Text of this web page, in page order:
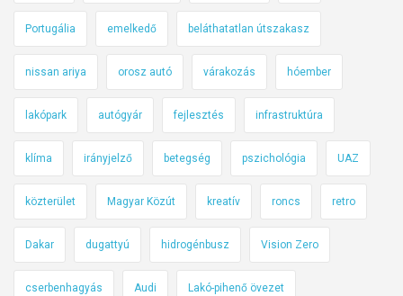
Portugália emelkedő beláthatatlan útszakasz
nissan ariya orosz autó várakozás hóember
lakópark autógyár fejlesztés infrastruktúra
klíma irányjelző betegség pszichológia UAZ
közterület Magyar Közút kreatív roncs retro
Dakar dugattyú hidrogénbusz Vision Zero
cserbenhagyás Audi Lakó-pihenő övezet